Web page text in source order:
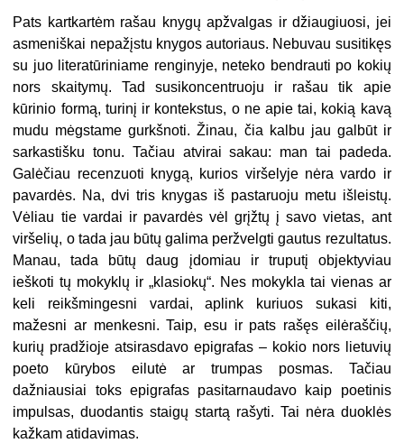
Pats kartkartėm rašau knygų apžvalgas ir džiaugiuosi, jei
asmeniškai nepažįstu knygos autoriaus. Nebuvau susitikęs
su juo literatūriniame renginyje, neteko bendrauti po kokių
nors skaitymų. Tad susikoncentruoju ir rašau tik apie
kūrinio formą, turinį ir kontekstus, o ne apie tai, kokią kavą
mudu mėgstame gurkšnoti. Žinau, čia kalbu jau galbūt ir
sarkastišku tonu. Tačiau atvirai sakau: man tai padeda.
Galėčiau recenzuoti knygą, kurios viršelyje nėra vardo ir
pavardės. Na, dvi tris knygas iš pastaruoju metu išleistų.
Vėliau tie vardai ir pavardės vėl grįžtų į savo vietas, ant
viršelių, o tada jau būtų galima peržvelgti gautus rezultatus.
Manau, tada būtų daug įdomiau ir truputį objektyviau
ieškoti tų mokyklų ir „klasiokų“. Nes mokykla tai vienas ar
keli reikšmingesni vardai, aplink kuriuos sukasi kiti,
mažesni ar menkesni. Taip, esu ir pats rašęs eilėraščių,
kurių pradžioje atsirasdavo epigrafas – kokio nors lietuvių
poeto kūrybos eilutė ar trumpas posmas. Tačiau
dažniausiai toks epigrafas pasitarnaudavo kaip poetinis
impulsas, duodantis staigų startą rašyti. Tai nėra duoklės
kažkam atidavimas.